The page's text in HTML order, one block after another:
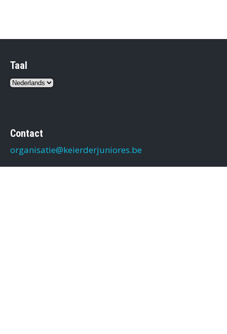
Taal
Kies
Contact
organisatie@keierderjuniores.be